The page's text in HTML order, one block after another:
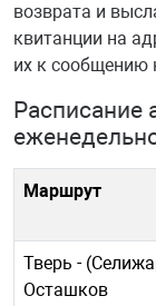
возврата и
квитанции на
их к сообщению
Расписание
Маршрут
Тверь -
Осташков